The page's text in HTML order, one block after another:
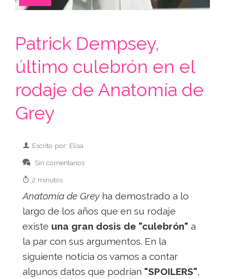
Patrick Dempsey,
último culebrón en el
rodaje de Anatomía de
Grey
Escrito por: Elisa
Sin comentarios
2 minutos
Anatomía de Greyha demostrado a lo
largo de los años que en su rodaje
existe una gran dosis de "culebrón" a
la par con sus argumentos. En la
siguiente noticia os vamos a contar
algunos datos que podrían "SPOILERS",